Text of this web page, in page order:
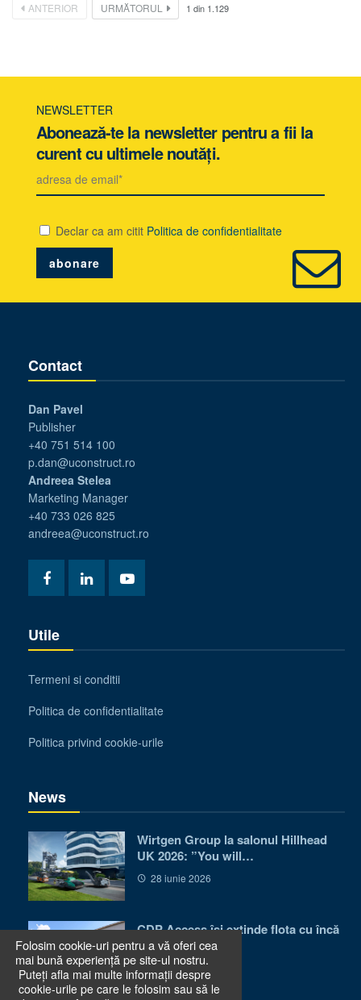
ANTERIOR URMĂTORUL 1 din 1.129
NEWSLETTER
Abonează-te la newsletter pentru a fii la
curent cu ultimele noutăți.
Declar ca am citit Politica de confidentialitate
Contact
Dan Pavel
Publisher
+40 751 514 100
p.dan@uconstruct.ro
Andreea Stelea
Marketing Manager
+40 733 026 825
andreea@uconstruct.ro
Utile
Termeni si conditii
Politica de confidentialitate
Politica privind cookie-urile
News
Wirtgen Group la salonul Hillhead
UK 2026: ”You will…
28 iunie 2026
CDP Access își extinde flota cu încă
50 de utilaje…
24 iunie 2026
Folosim cookie-uri pentru a vă oferi cea
mai bună experiență pe site-ul nostru.
Puteți afla mai multe informații despre
cookie-urile pe care le folosim sau să le